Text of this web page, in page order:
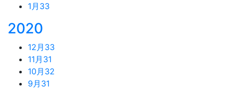
1月 33
2020
12月 33
11月 31
10月 32
9月 31